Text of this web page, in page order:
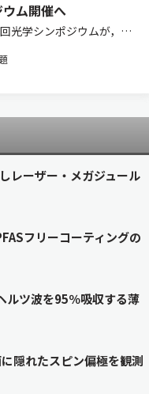
ム開催へ
光学シンポジウムが，こ
的な最先端の光学設計・
システム」をテーマに掲
レーザー・メガジュール
フリーコーティングの
ルツ波を95％吸収する薄
隠れたスピン偏極を観測